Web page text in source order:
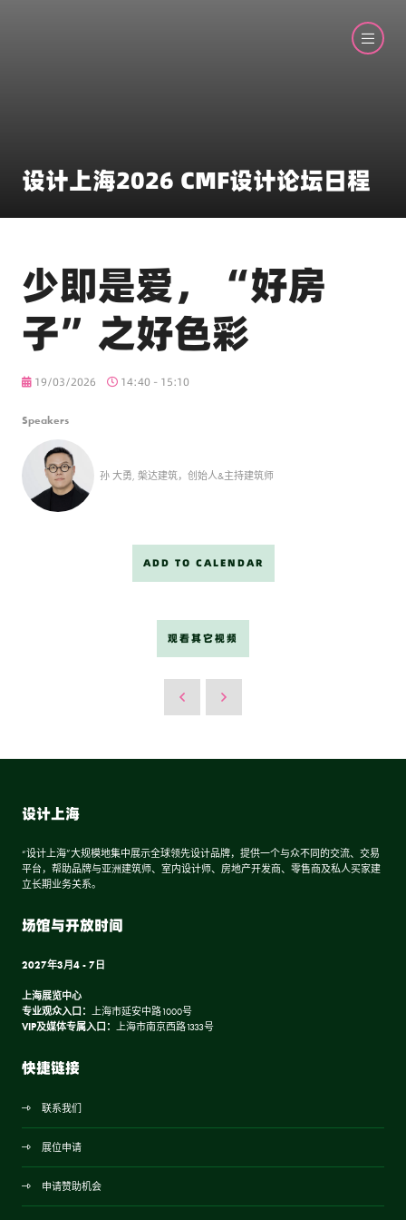
设计上海2026 CMF设计论坛日程
少即是爱，“好房
子”之好色彩
19/03/2026 14:40 - 15:10
Speakers
孙 大勇, 槃达建筑，创始人&主持建筑师
ADD TO CALENDAR
观看其它视频
设计上海
“设计上海”大规模地集中展示全球领先设计品牌，提供一个与众不同的交流、交易
平台，帮助品牌与亚洲建筑师、室内设计师、房地产开发商、零售商及私人买家建
立长期业务关系。
场馆与开放时间
2027年3月4 - 7日
上海展览中心
专业观众入口： 上海市延安中路1000号
VIP及媒体专属入口： 上海市南京西路1333号
快捷链接
联系我们
展位申请
申请赞助机会